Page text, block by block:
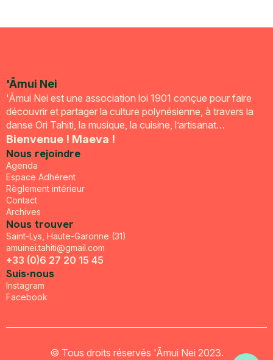
'Āmui Nei
'Āmui Nei est une association loi 1901 conçue pour faire
découvrir et partager la culture polynésienne, à travers la
danse Ori Tahiti, la musique, la cuisine, l’artisanat…
Bienvenue ! Maeva !
Nous rejoindre
Agenda
Espace Adhérent
Règlement intérieur
Contact
Archives
Nous trouver
Saint-Lys, Haute-Garonne (31)
amuinei.tahiti@gmail.com
+33 (0)6 27 20 15 45
Suis-nous
Instagram
Facebook
© Tous droits réservés 'Āmui Nei 2023.